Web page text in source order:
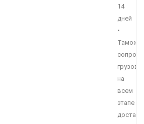
14
дней
•
грузов
на
всем
этапе